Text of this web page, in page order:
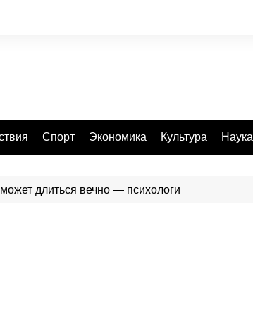
Спорт Экономика Культура Наука
длиться вечно — психологи